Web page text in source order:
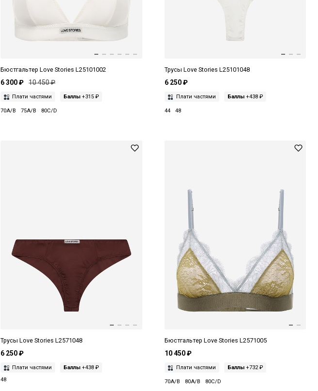
Бюстгальтер Love Stories L25101002
6 300 ₽ 10 450 ₽
Плати частями Баллы +315 ₽
70A/B 75A/B 80C/D
Трусы Love Stories L25101048
6 250 ₽
Плати частями Баллы+438 ₽
44 48
Трусы Love Stories L2571048
6 250 ₽
Плати частями Баллы +438 ₽
48
Бюстгальтер Love Stories L2571005
10 450 ₽
Плати частями Баллы+732 ₽
70A/B 80A/B 80C/D